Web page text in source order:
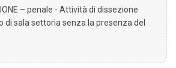
– penale - Attività di dissezione
di sala settoria senza la presenza del